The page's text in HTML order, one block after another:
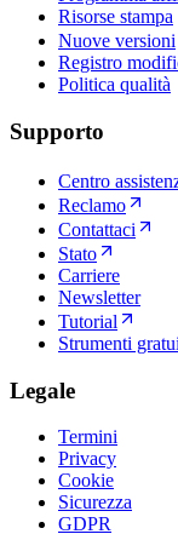
Risorse stampa
Nuove versioni
Registro
Politica qualità
Supporto
Centro
Reclamo
Contattaci
Stato
Carriere
Newsletter
Tutorial
Strumenti
Legale
Termini
Privacy
Cookie
Sicurezza
GDPR